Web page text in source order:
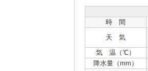
時 間
天 気
気 温（℃）
降水量（mm）